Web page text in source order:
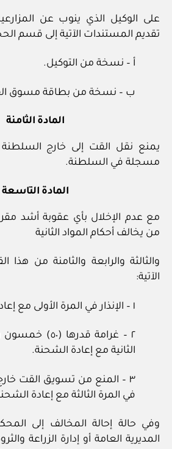
على الوكيل الذي ينوب عن
تقديم المستندات الآتية إلى قسم
أ – نسخة من التوكيل.
ب – نسخة من بطاقة مسوق
المادة الثامنة
يمنع نقل القت إلى خارج
مسجلة في السلطنة.
المادة التاسعة
مع عدم الإخلال بأي عقوبة أشد
من يخالف أحكام المواد الثانية
والثالثة والرابعة والثامنة من هذا
الآتية:
١ – الإنذار في المرة الأولى مع إعادة الشحنة.
٢ – غرامة قدرها
الثانية مع إعادة الشحنة.
٣ – المنع من تسويق القت
في المرة الثالثة مع إعادة
وفي حالة إحالة المخالف إلى
المديرية العامة أو إدارة الزراعة